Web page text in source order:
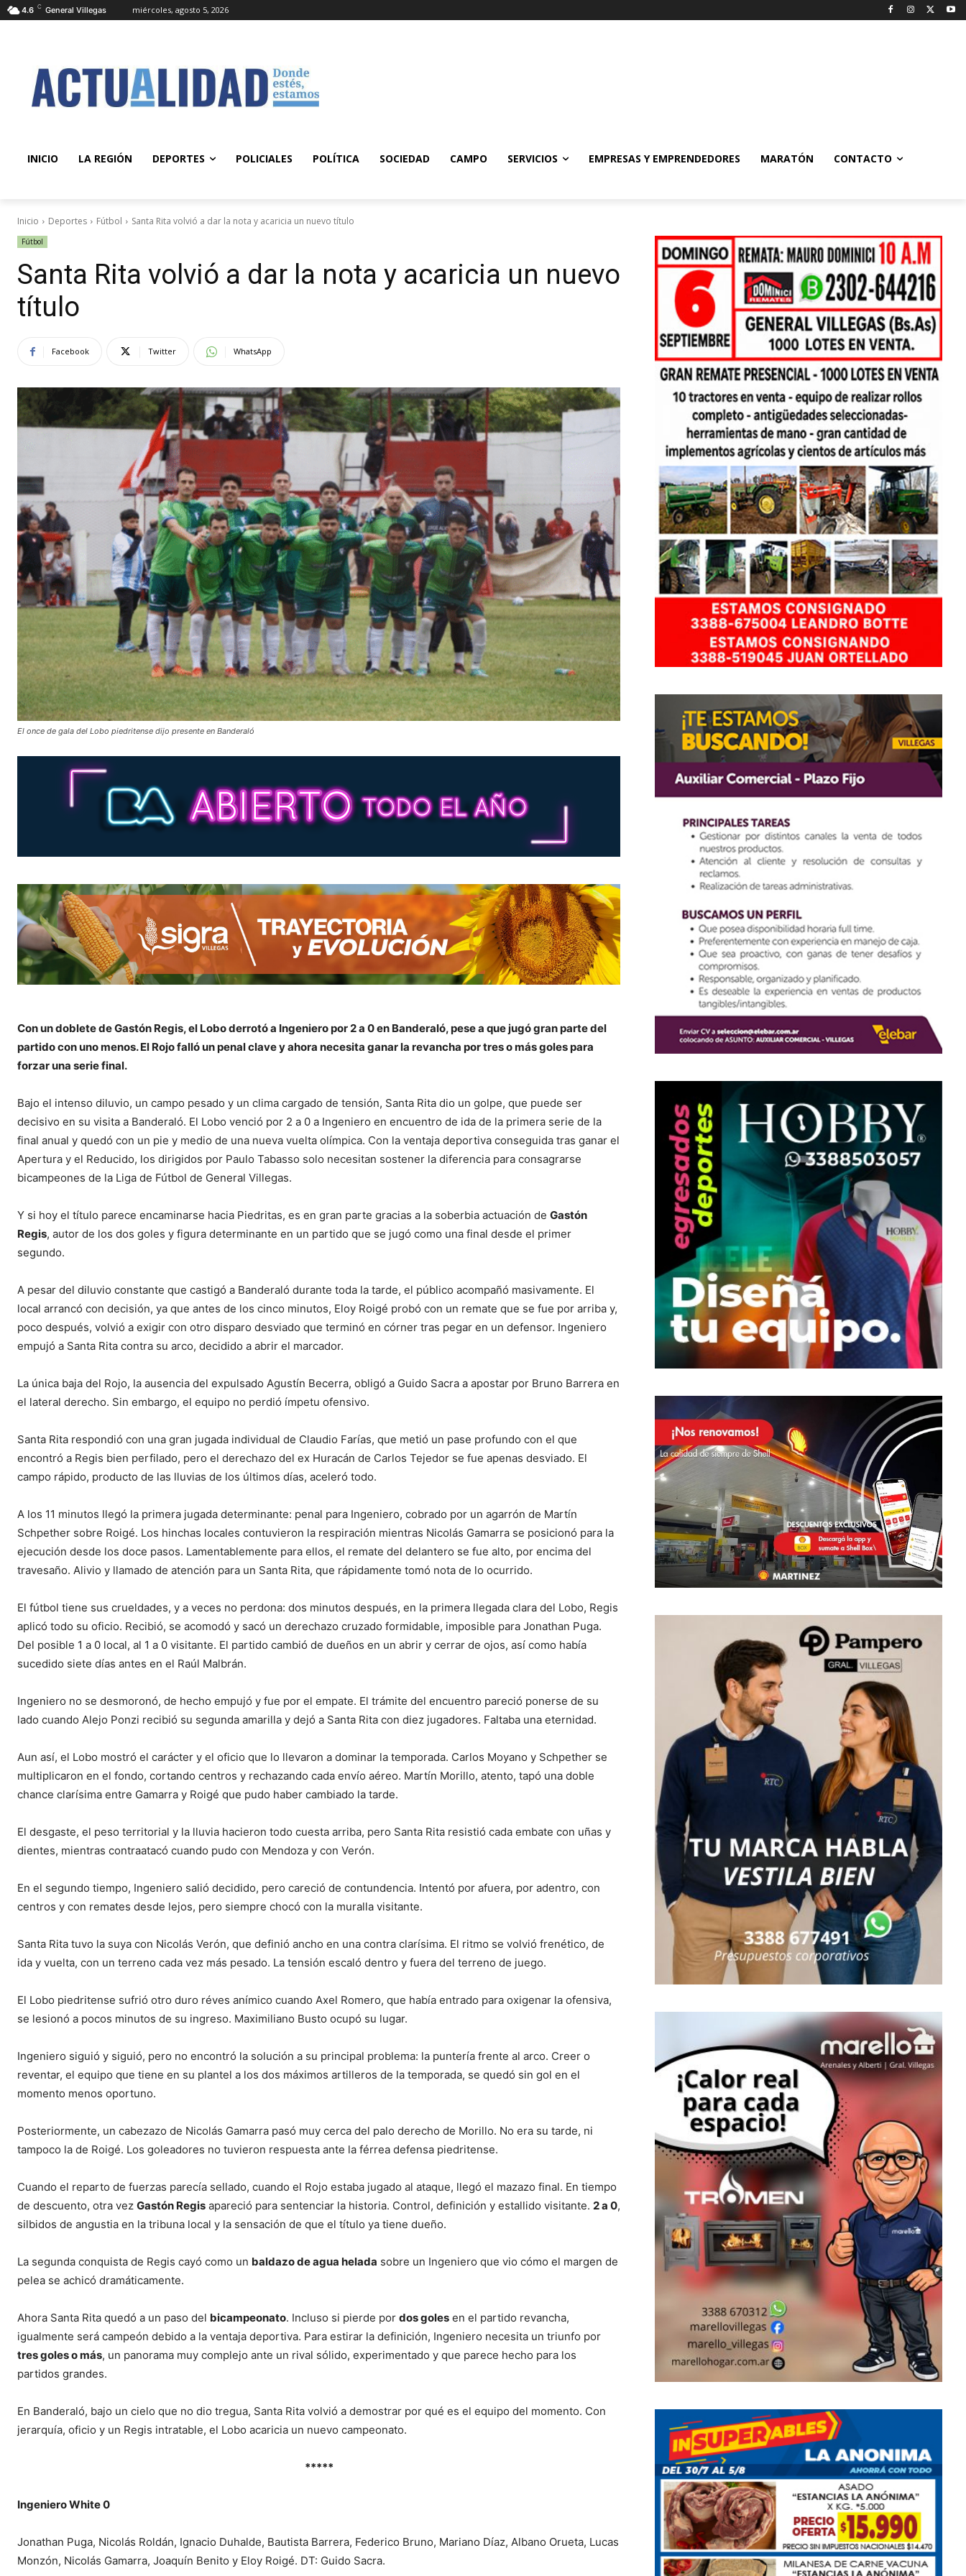
4.6 C General Villegas miércoles, agosto 5, 2026
INICIO LA REGIÓN DEPORTES POLICIALES POLÍTICA SOCIEDAD CAMPO SERVICIOS EMPRESAS Y EMPRENDEDORES MARATÓN CONTACTO
Inicio Deportes Fútbol Santa Rita volvió a dar la nota y acaricia un nuevo título
Fútbol
Santa Rita volvió a dar la nota y acaricia un nuevo
título
Facebook Twitter WhatsApp
El once de gala del Lobo piedritense dijo presente en Banderaló
Con un doblete de Gastón Regis, el Lobo derrotó a Ingeniero por 2 a 0 en Banderaló, pese a que jugó gran parte del
partido con uno menos. El Rojo falló un penal clave y ahora necesita ganar la revancha por tres o más goles para
forzar una serie final.
Bajo el intenso diluvio, un campo pesado y un clima cargado de tensión, Santa Rita dio un golpe, que puede ser
decisivo en su visita a Banderaló. El Lobo venció por 2 a 0 a Ingeniero en encuentro de ida de la primera serie de la
final anual y quedó con un pie y medio de una nueva vuelta olímpica. Con la ventaja deportiva conseguida tras ganar el
Apertura y el Reducido, los dirigidos por Paulo Tabasso solo necesitan sostener la diferencia para consagrarse
bicampeones de la Liga de Fútbol de General Villegas.
Y si hoy el título parece encaminarse hacia Piedritas, es en gran parte gracias a la soberbia actuación de Gastón
Regis, autor de los dos goles y figura determinante en un partido que se jugó como una final desde el primer
segundo.
A pesar del diluvio constante que castigó a Banderaló durante toda la tarde, el público acompañó masivamente. El
local arrancó con decisión, ya que antes de los cinco minutos, Eloy Roigé probó con un remate que se fue por arriba y,
poco después, volvió a exigir con otro disparo desviado que terminó en córner tras pegar en un defensor. Ingeniero
empujó a Santa Rita contra su arco, decidido a abrir el marcador.
La única baja del Rojo, la ausencia del expulsado Agustín Becerra, obligó a Guido Sacra a apostar por Bruno Barrera en
el lateral derecho. Sin embargo, el equipo no perdió ímpetu ofensivo.
Santa Rita respondió con una gran jugada individual de Claudio Farías, que metió un pase profundo con el que
encontró a Regis bien perfilado, pero el derechazo del ex Huracán de Carlos Tejedor se fue apenas desviado. El
campo rápido, producto de las lluvias de los últimos días, aceleró todo.
A los 11 minutos llegó la primera jugada determinante: penal para Ingeniero, cobrado por un agarrón de Martín
Schpether sobre Roigé. Los hinchas locales contuvieron la respiración mientras Nicolás Gamarra se posicionó para la
ejecución desde los doce pasos. Lamentablemente para ellos, el remate del delantero se fue alto, por encima del
travesaño. Alivio y llamado de atención para un Santa Rita, que rápidamente tomó nota de lo ocurrido.
El fútbol tiene sus crueldades, y a veces no perdona: dos minutos después, en la primera llegada clara del Lobo, Regis
aplicó todo su oficio. Recibió, se acomodó y sacó un derechazo cruzado formidable, imposible para Jonathan Puga.
Del posible 1 a 0 local, al 1 a 0 visitante. El partido cambió de dueños en un abrir y cerrar de ojos, así como había
sucedido siete días antes en el Raúl Malbrán.
Ingeniero no se desmoronó, de hecho empujó y fue por el empate. El trámite del encuentro pareció ponerse de su
lado cuando Alejo Ponzi recibió su segunda amarilla y dejó a Santa Rita con diez jugadores. Faltaba una eternidad.
Aun así, el Lobo mostró el carácter y el oficio que lo llevaron a dominar la temporada. Carlos Moyano y Schpether se
multiplicaron en el fondo, cortando centros y rechazando cada envío aéreo. Martín Morillo, atento, tapó una doble
chance clarísima entre Gamarra y Roigé que pudo haber cambiado la tarde.
El desgaste, el peso territorial y la lluvia hacieron todo cuesta arriba, pero Santa Rita resistió cada embate con uñas y
dientes, mientras contraatacó cuando pudo con Mendoza y con Verón.
En el segundo tiempo, Ingeniero salió decidido, pero careció de contundencia. Intentó por afuera, por adentro, con
centros y con remates desde lejos, pero siempre chocó con la muralla visitante.
Santa Rita tuvo la suya con Nicolás Verón, que definió ancho en una contra clarísima. El ritmo se volvió frenético, de
ida y vuelta, con un terreno cada vez más pesado. La tensión escaló dentro y fuera del terreno de juego.
El Lobo piedritense sufrió otro duro réves anímico cuando Axel Romero, que había entrado para oxigenar la ofensiva,
se lesionó a pocos minutos de su ingreso. Maximiliano Busto ocupó su lugar.
Ingeniero siguió y siguió, pero no encontró la solución a su principal problema: la puntería frente al arco. Creer o
reventar, el equipo que tiene en su plantel a los dos máximos artilleros de la temporada, se quedó sin gol en el
momento menos oportuno.
Posteriormente, un cabezazo de Nicolás Gamarra pasó muy cerca del palo derecho de Morillo. No era su tarde, ni
tampoco la de Roigé. Los goleadores no tuvieron respuesta ante la férrea defensa piedritense.
Cuando el reparto de fuerzas parecía sellado, cuando el Rojo estaba jugado al ataque, llegó el mazazo final. En tiempo
de descuento, otra vez Gastón Regis apareció para sentenciar la historia. Control, definición y estallido visitante. 2 a 0,
silbidos de angustia en la tribuna local y la sensación de que el título ya tiene dueño.
La segunda conquista de Regis cayó como un baldazo de agua helada sobre un Ingeniero que vio cómo el margen de
pelea se achicó dramáticamente.
Ahora Santa Rita quedó a un paso del bicampeonato. Incluso si pierde por dos goles en el partido revancha,
igualmente será campeón debido a la ventaja deportiva. Para estirar la definición, Ingeniero necesita un triunfo por
tres goles o más, un panorama muy complejo ante un rival sólido, experimentado y que parece hecho para los
partidos grandes.
En Banderaló, bajo un cielo que no dio tregua, Santa Rita volvió a demostrar por qué es el equipo del momento. Con
jerarquía, oficio y un Regis intratable, el Lobo acaricia un nuevo campeonato.
*****
Ingeniero White 0
Jonathan Puga, Nicolás Roldán, Ignacio Duhalde, Bautista Barrera, Federico Bruno, Mariano Díaz, Albano Orueta, Lucas
Monzón, Nicolás Gamarra, Joaquín Benito y Eloy Roigé. DT: Guido Sacra.